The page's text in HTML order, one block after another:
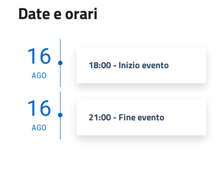
Date e orari
16
AGO
18:00 - Inizio evento
16
AGO
21:00 - Fine evento